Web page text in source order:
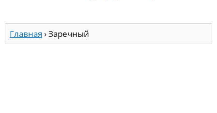
Главная ›Заречный